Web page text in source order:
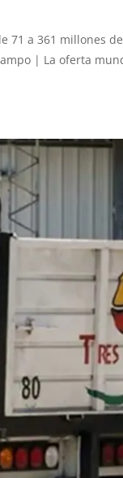
71 a 361 millones
| La oferta